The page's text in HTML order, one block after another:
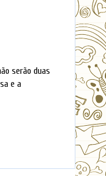
serão duas
e a